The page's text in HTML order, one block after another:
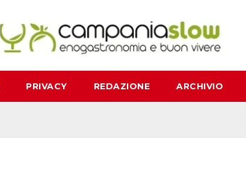
PRIVACY REDAZIONE ARCHIVIO